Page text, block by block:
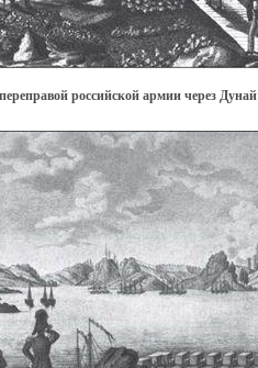
российской армии через Дунай